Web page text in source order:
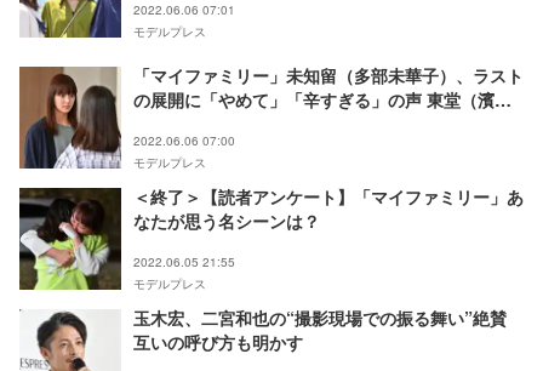
2022.06.06 07:01
モデルプレス
「マイファミリー」未知留（多部未華子）、ラスト
の展開に「やめて」「辛すぎる」の声 東堂（濱田
2022.06.06 07:00
モデルプレス
＜終了＞【読者アンケート】「マイファミリー」あ
なたが思う名シーンは？
2022.06.05 21:55
モデルプレス
玉木宏、二宮和也の“撮影現場での振る舞い”絶賛
互いの呼び方も明かす